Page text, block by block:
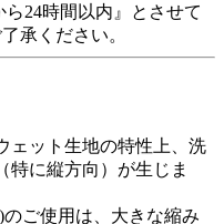
ら24時間以内』
とさせて
承ください。
ェット生地の特性上、洗
特に縦方向）が生じま
ご使用は、大きな縮み